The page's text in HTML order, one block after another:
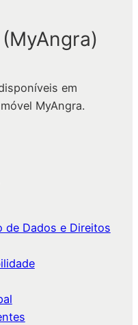
em
MyAngra.
de Dados e Direitos